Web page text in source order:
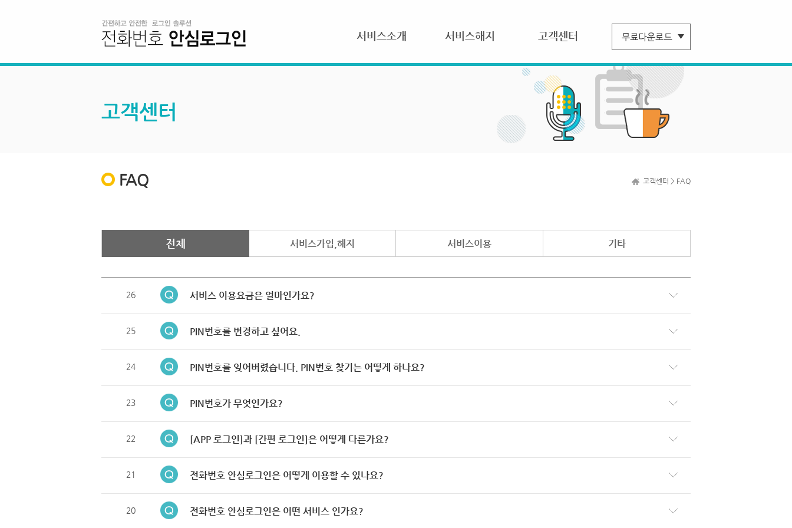
서비스소개 서비스해지 고객센터
고객센터
FAQ 고객센터 > FAQ
전체 서비스가입,해지 서비스이용 기타
26 서비스 이용요금은 얼마인가요?
25 PIN번호를 변경하고 싶어요.
24 PIN번호를 잊어버렸습니다. PIN번호 찾기는 어떻게 하나요?
23 PIN번호가 무엇인가요?
22 [APP 로그인]과 [간편 로그인]은 어떻게 다른가요?
21 전화번호 안심로그인은 어떻게 이용할 수 있나요?
20 전화번호 안심로그인은 어떤 서비스 인가요?